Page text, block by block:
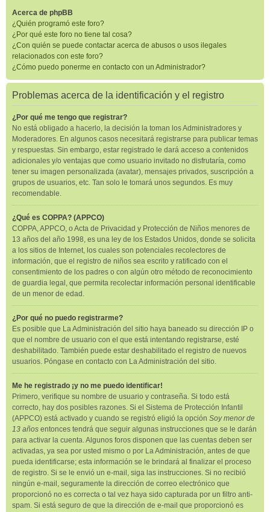
Acerca de phpBB
¿Quién programó este foro?
¿Por qué este foro no tiene tal cosa?
¿Con quién se puede contactar acerca de abusos o usos ilegales
relacionados con este foro?
¿Cómo puedo ponerme en contacto con un Administrador?
Problemas acerca de la identificación y el registro
¿Por qué me tengo que registrar?
No está obligado a hacerlo, la decisión la toman los Administradores y
Moderadores. En algunos casos necesitará registrarse para publicar temas
y respuestas. Sin embargo, estar registrado le dará acceso a contenidos
adicionales y/o ventajas que como usuario invitado no disfrutaría, como
tener su imagen personalizada (avatar), mensajes privados, suscripción a
grupos de usuarios, etc. Tan solo le tomará unos segundos. Es muy
recomendable.
¿Qué es COPPA? (APPCO)
COPPA, APPCO, o Acta de Privacidad y Protección de Niños menores de
13 años del año 1998, es una ley de los Estados Unidos, donde se solicita
a los sitios de Internet, los cuales son potenciales recolectores de
información, que el registro de niños sea escrito y ratificado con el
consentimiento de los padres o con algún otro método de reconocimiento
de guardia legal, que permita recolectar información personal identificable
de un menor de edad.
¿Por qué no puedo registrarme?
Es posible que La Administración del sitio haya baneado su dirección IP o
que el nombre de usuario con el que está intentando registrarse, esté
deshabilitado. También puede estar deshabilitado el registro de nuevos
usuarios. Póngase en contacto con La Administración del sitio.
Me he registrado ¡y no me puedo identificar!
Primero, verifique su nombre de usuario y contraseña. Si todo está
correcto, hay dos posibles razones. Si el Sistema de Protección Infantil
(APPCO) está activado y cuando se registró eligió la opción Soy menor de
13 años entonces tendrá que seguir algunas instrucciones que se le darán
para activar la cuenta. Algunos foros disponen que las cuentas deben ser
activadas, ya sea por usted mismo o por La Administración, antes de que
pueda identificarse; esta información se le brindará al finalizar el proceso
de registro. Si se le envió un e-mail, siga las instrucciones. Si no recibió
ningún e-mail, seguramente la dirección de correo electrónico que
proporcionó no es correcta o tal vez haya sido capturada por un filtro anti-
spam. Si está seguro de que la dirección de e-mail que proporcionó es